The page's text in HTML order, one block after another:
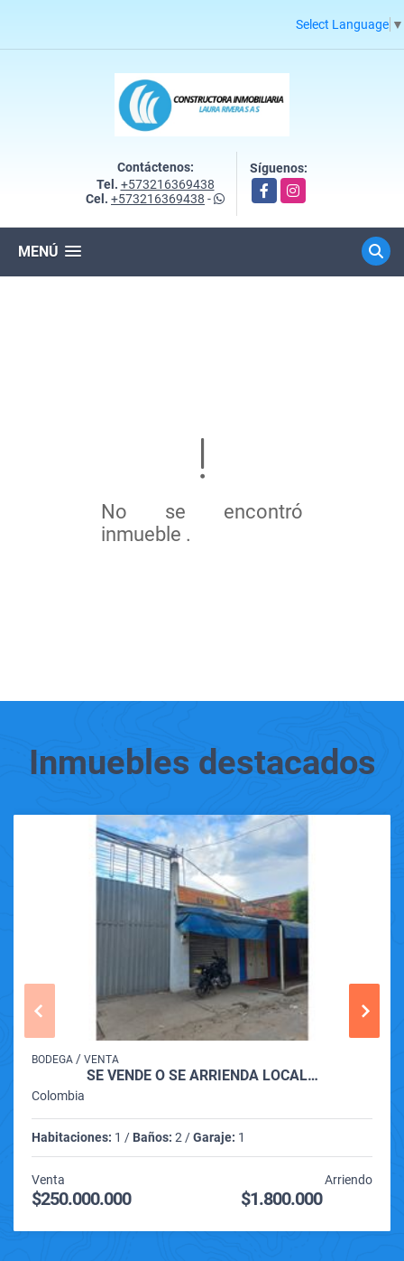
Select Language ▼
Contáctenos:
Tel. +573216369438
Cel. +573216369438 -
Síguenos:
FacebookInstagram
MENÚ
No se encontró
inmueble .
Inmuebles destacados
BODEGA / VENTA
SE VENDE O SE ARRIENDA LOCAL…
Colombia
Habitaciones: 1 / Baños: 2 /Garaje: 1
Venta
$250.000.000
Arriendo
$1.800.000